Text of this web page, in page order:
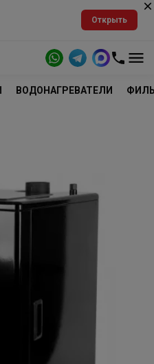
Открыть
ВОДОНАГРЕВАТЕЛИ